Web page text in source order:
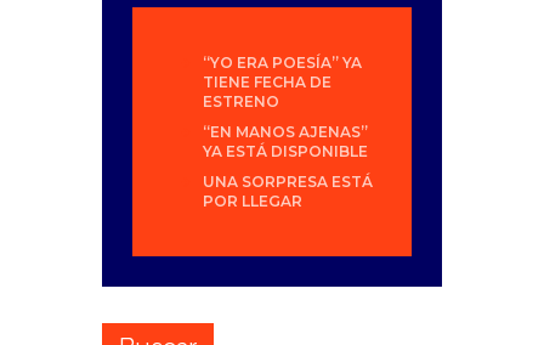
“YO ERA POESÍA” YA
TIENE FECHA DE
ESTRENO
“EN MANOS AJENAS”
YA ESTÁ DISPONIBLE
UNA SORPRESA ESTÁ
POR LLEGAR